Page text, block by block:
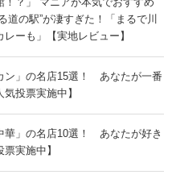
道の駅”が凄すぎた！「まるで川
ーも」【実地レビュー】
ン」の名店15選！ あなたが一番
投票実施中】
華」の名店10選！ あなたが好き
実施中】